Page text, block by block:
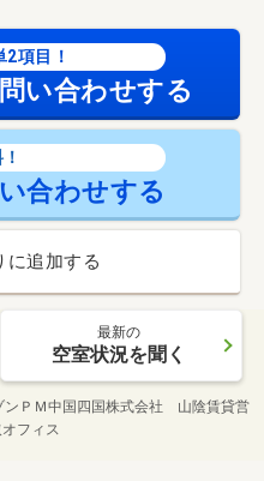
2項目！
い合わせする
合わせする
に追加する
最新の
空室状況を聞く
ンＰＭ中国四国株式会社 山陰賃貸営
フィス